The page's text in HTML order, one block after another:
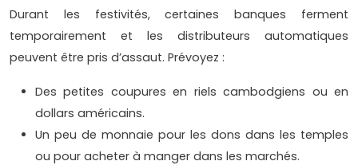
Durant les festivités, certaines banques ferment
temporairement et les distributeurs automatiques
peuvent être pris d’assaut. Prévoyez :
Des petites coupures en riels cambodgiens ou en
dollars américains.
Un peu de monnaie pour les dons dans les temples
ou pour acheter à manger dans les marchés.